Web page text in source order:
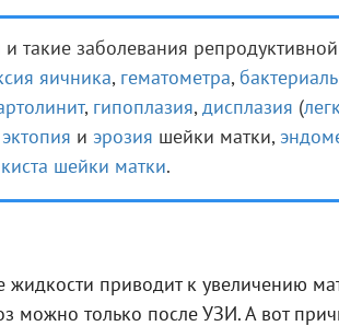
и такие заболевания
яичника, гематометра,
, гипоплазия, дисплазия (
эктопия и эрозия шейки матки,
киста шейки матки.
жидкости приводит к увеличению
можно только после УЗИ. А вот